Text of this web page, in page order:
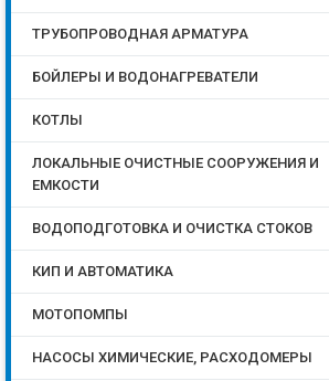
ТРУБОПРОВОДНАЯ АРМАТУРА
БОЙЛЕРЫ И ВОДОНАГРЕВАТЕЛИ
КОТЛЫ
ЛОКАЛЬНЫЕ ОЧИСТНЫЕ СООРУЖЕНИЯ И
ЕМКОСТИ
ВОДОПОДГОТОВКА И ОЧИСТКА СТОКОВ
КИП И АВТОМАТИКА
МОТОПОМПЫ
НАСОСЫ ХИМИЧЕСКИЕ, РАСХОДОМЕРЫ